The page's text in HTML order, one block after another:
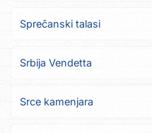
Sprečanski talasi
Srbija Vendetta
Srce kamenjara